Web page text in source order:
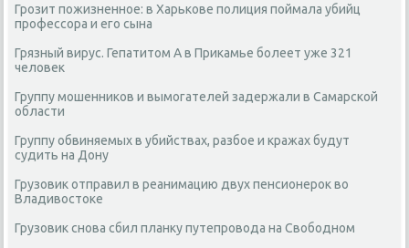
Грозит пожизненное: в Харькове полиция поймала убийц
профессора и его сына
Грязный вирус. Гепатитом А в Прикамье болеет уже 321
человек
Группу мошенников и вымогателей задержали в Самарской
области
Группу обвиняемых в убийствах, разбое и кражах будут
судить на Дону
Грузовик отправил в реанимацию двух пенсионерок во
Владивостоке
Грузовик снова сбил планку путепровода на Свободном